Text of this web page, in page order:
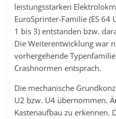
leistungsstarken
EuroSprinter-Familie (ES 64
1 bis 3) entstanden bzw.
Die Weiterentwicklung war
vorhergehende
Crashnormen entsprach.
Die mechanische
U2 bzw. U4 übernommen.
Kastenaufbau zu erkennen.